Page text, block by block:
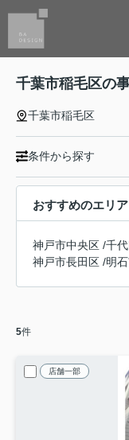
千葉市稲毛区の
千葉市稲毛区
条件から探す
おすすめのエリア
神戸市中央区 /千
神戸市長田区 /明
5件
店舗一部